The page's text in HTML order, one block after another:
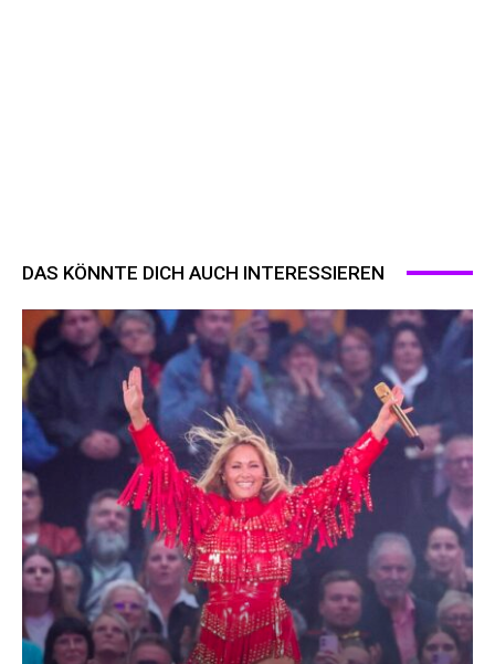
DAS KÖNNTE DICH AUCH INTERESSIEREN